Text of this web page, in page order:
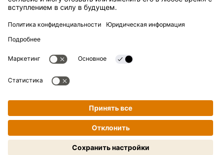
Готовим просто и поэтапно!
Нажмите, чтобы начать.
Ответы на вопросы
Kikkoman — зарегистрированная торговая марка Kikkoman
© Kikkoman Trading Europe GmbH 2023 – 2026
Теодорштрассе 180, 40472 Дюссельдорф, Германия
Номер в коммерческом реестре: HRB 35856 (в Окружном
Настройки конфиденциальности
Официальное уведомление
Конфиденциальность